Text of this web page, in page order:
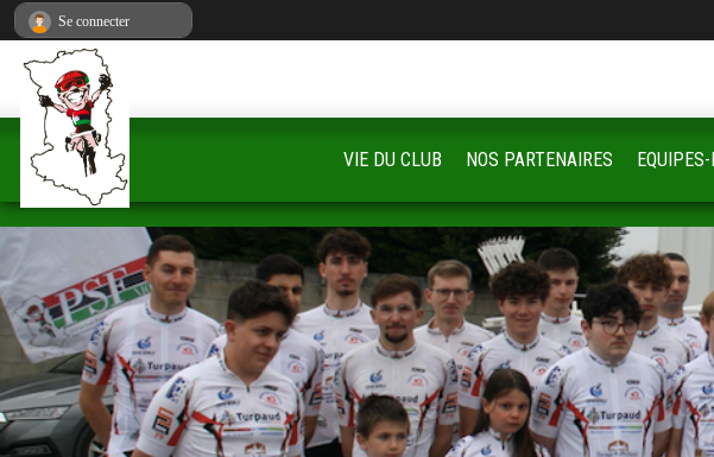
VIE DU CLUB NOS PARTENAIRES
Se connecter
Panneau de gestion des cookies